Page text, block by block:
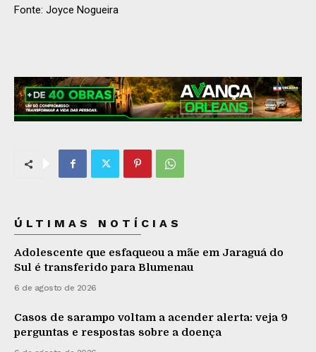
Fonte: Joyce Nogueira
ÚLTIMAS NOTÍCIAS
Adolescente que esfaqueou a mãe em Jaraguá do
Sul é transferido para Blumenau
6 de agosto de 2026
Casos de sarampo voltam a acender alerta: veja 9
perguntas e respostas sobre a doença